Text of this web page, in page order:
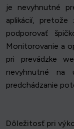
je nevyhnutné
aplikácií, pretože
podporovať
Monitorovanie a
pri prevádzke
nevyhnutné na
predchádzanie
Dôležitosť pri